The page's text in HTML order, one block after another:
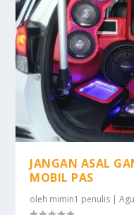
JANGAN ASAL
MOBIL PAS
oleh mimin1 penulis |